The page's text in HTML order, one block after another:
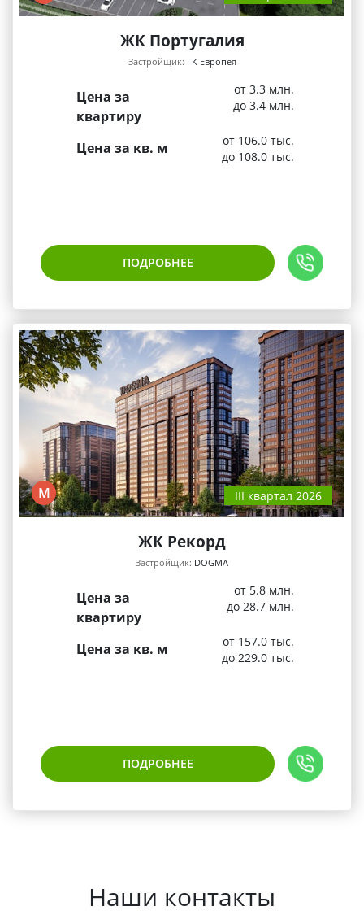
ЖК Португалия
Застройщик: ГК Европея
Цена за
квартиру
от 3.3 млн.
до 3.4 млн.
Цена за кв. м
от 106.0 тыс.
до 108.0 тыс.
ПОДРОБНЕЕ
М III квартал 2026
ЖК Рекорд
Застройщик: DOGMA
Цена за
квартиру
от 5.8 млн.
до 28.7 млн.
Цена за кв. м
от 157.0 тыс.
до 229.0 тыс.
ПОДРОБНЕЕ
Наши контакты